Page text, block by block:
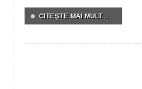
CITEŞTE MAI MULT...